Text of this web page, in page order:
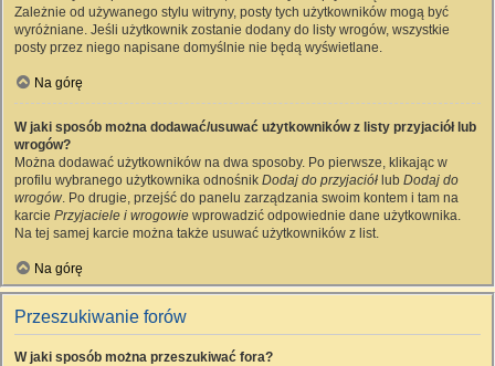
Zależnie od używanego stylu witryny, posty tych użytkowników mogą być
wyróżniane. Jeśli użytkownik zostanie dodany do listy wrogów, wszystkie
posty przez niego napisane domyślnie nie będą wyświetlane.
Na górę
W jaki sposób można dodawać/usuwać użytkowników z listy przyjaciół lub
wrogów?
Można dodawać użytkowników na dwa sposoby. Po pierwsze, klikając w
profilu wybranego użytkownika odnośnik Dodaj do przyjaciół lub Dodaj do
wrogów. Po drugie, przejść do panelu zarządzania swoim kontem i tam na
karcie Przyjaciele i wrogowie wprowadzić odpowiednie dane użytkownika.
Na tej samej karcie można także usuwać użytkowników z list.
Na górę
Przeszukiwanie forów
W jaki sposób można przeszukiwać fora?